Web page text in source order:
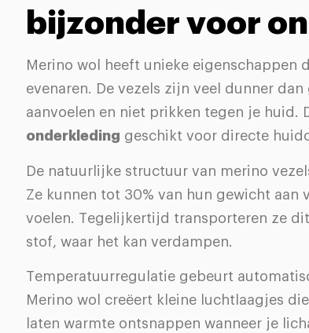
bijzonder voor
Merino wol heeft unieke eigenschappen
evenaren. De vezels zijn veel dunner
aanvoelen en niet prikken tegen je huid.
onderkleding geschikt voor directe
De natuurlijke structuur van merino
Ze kunnen tot 30% van hun gewicht aan
voelen. Tegelijkertijd transporteren ze
stof, waar het kan verdampen.
Temperatuurregulatie gebeurt
Merino wol creëert kleine luchtlaagjes
laten warmte ontsnappen wanneer je